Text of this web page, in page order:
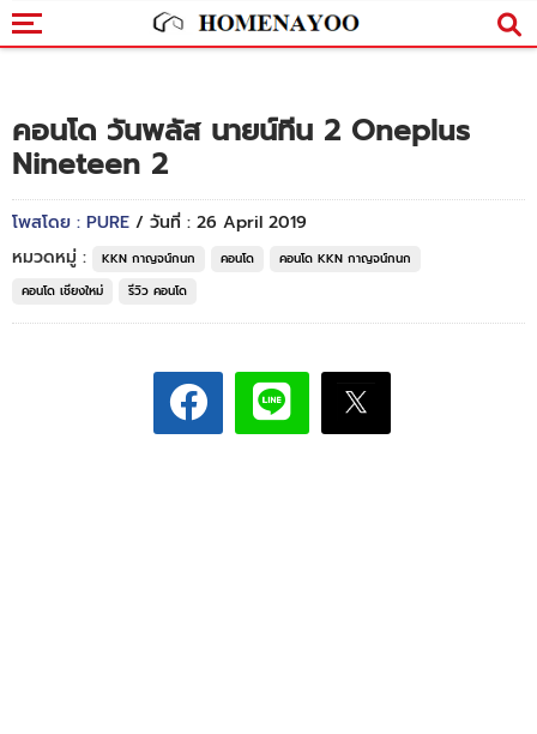
คอนโด วันพลัส นายน์ทีน 2 Oneplus
Nineteen 2
โพสโดย : PURE / วันที่ : 26 April 2019
หมวดหมู่ :
KKN กาญจน์กนก คอนโด
คอนโด KKN กาญจน์กนก
คอนโด เชียงใหม่
รีวิว คอนโด